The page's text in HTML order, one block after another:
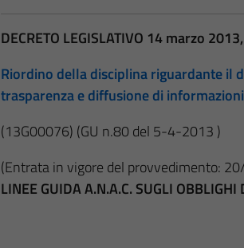
DECRETO LEGISLATIVO 14 marzo
Riordino della disciplina riguardante il
trasparenza e diffusione di
(13G00076) (GU n.80 del 5-4-2013 )
(Entrata in vigore del provvedimento:
LINEE GUIDA A.N.A.C. SUGLI